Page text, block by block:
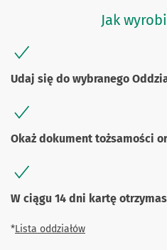
Jak
Udaj się do wybranego
Okaż dokument tożsamości
W ciągu 14 dni kartę
*Lista oddziałów